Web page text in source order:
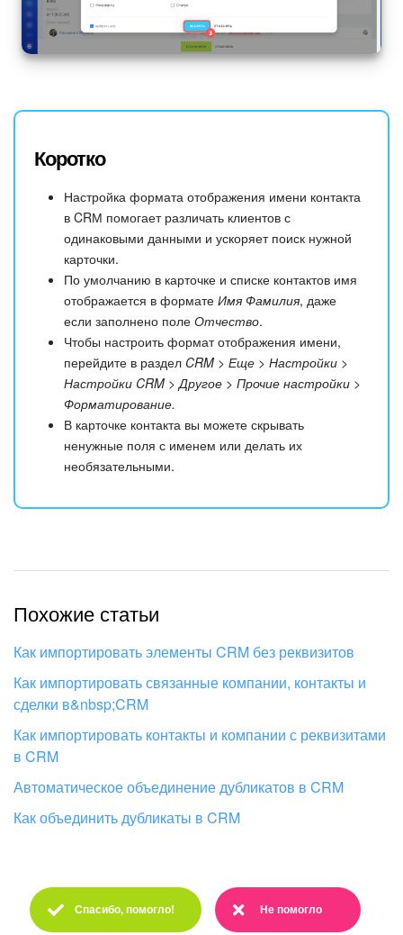
Коротко
Настройка формата отображения имени контакта
в CRМ помогает различать клиентов с
одинаковыми данными и ускоряет поиск нужной
карточки.
По умолчанию в карточке и списке контактов имя
отображается в формате Имя Фамилия, даже
если заполнено поле Отчество.
Чтобы настроить формат отображения имени,
перейдите в раздел CRM > Еще > Настройки >
Настройки CRM > Другое > Прочие настройки >
Форматирование.
В карточке контакта вы можете скрывать
ненужные поля с именем или делать их
необязательными.
Похожие статьи
Как импортировать элементы CRM без реквизитов
Как импортировать связанные компании, контакты и
сделки в&nbsp;CRM
Как импортировать контакты и компании с реквизитами
в CRM
Автоматическое объединение дубликатов в CRM
Как объединить дубликаты в CRM
Спасибо, помогло! Не помогло